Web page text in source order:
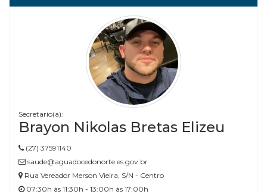
Secretario(a):
Brayon Nikolas Bretas Elizeu
(27) 37591140
saude@aguadocedonorte.es.gov.br
Rua Vereador Merson Vieira, S/N - Centro
07:30h às 11:30h - 13:00h às 17:00h